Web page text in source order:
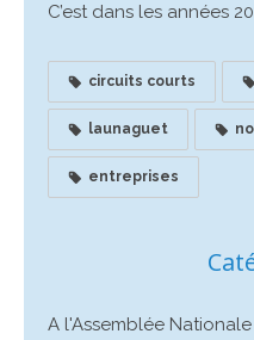
C’est dans les années
circuits courts
launaguet
entreprises
A l'Assemblée Nationale